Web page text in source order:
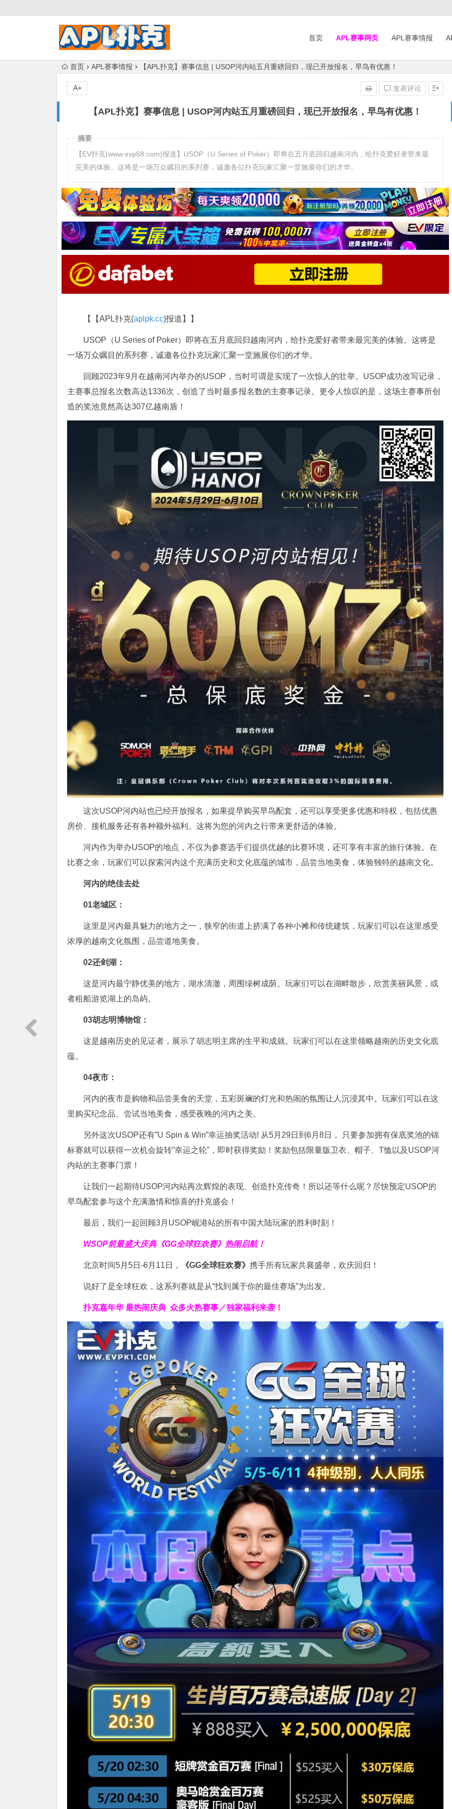
首页 APL赛事网页 APL赛事情报
首页 APL赛事情报 【APL扑克】赛事信息 | USOP河内站五月重磅回归，现已开放报名，早鸟有优惠！
【APL扑克】赛事信息 | USOP河内站五月重磅回归，现已开放报名，早鸟有优惠！
发表评论
A+
摘要
【EV扑克(www.evp68.com)报道】USOP（U Series of Poker）即将在五月底回归越南河内，给扑克爱好者带来最
完美的体验。这将是一场万众瞩目的系列赛，诚邀各位扑克玩家汇聚一堂施展你们的才华。
【【APL扑克(aplpk.cc)报道】】
USOP（U Series of Poker）即将在五月底回归越南河内，给扑克爱好者带来最完美的体验。这将是
一场万众瞩目的系列赛，诚邀各位扑克玩家汇聚一堂施展你们的才华。
回顾2023年9月在越南河内举办的USOP，当时可谓是实现了一次惊人的壮举。USOP成功改写记录，
主赛事总报名次数高达1336次，创造了当时最多报名数的主赛事记录。更令人惊叹的是，这场主赛事所创
造的奖池竟然高达307亿越南盾！
这次USOP河内站也已经开放报名，如果提早购买早鸟配套，还可以享受更多优惠和特权，包括优惠
房价、接机服务还有各种额外福利。这将为您的河内之行带来更舒适的体验。
河内作为举办USOP的地点，不仅为参赛选手们提供优越的比赛环境，还可享有丰富的旅行体验。在
比赛之余，玩家们可以探索河内这个充满历史和文化底蕴的城市，品尝当地美食，体验独特的越南文化。
河内的绝佳去处
01老城区：
这里是河内最具魅力的地方之一，狭窄的街道上挤满了各种小摊和传统建筑，玩家们可以在这里感受
浓厚的越南文化氛围，品尝道地美食。
02还剑湖：
这是河内最宁静优美的地方，湖水清澈，周围绿树成荫。玩家们可以在湖畔散步，欣赏美丽风景，或
者租船游览湖上的岛屿。
03胡志明博物馆：
这是越南历史的见证者，展示了胡志明主席的生平和成就。玩家们可以在这里领略越南的历史文化底
蕴。
04夜市：
河内的夜市是购物和品尝美食的天堂，五彩斑斓的灯光和热闹的氛围让人沉浸其中。玩家们可以在这
里购买纪念品、尝试当地美食，感受夜晚的河内之美。
另外这次USOP还有”U Spin & Win”幸运抽奖活动! 从5月29日到6月8日， 只要参加拥有保底奖池的锦
标赛就可以获得一次机会旋转”幸运之轮”，即时获得奖励！奖励包括限量版卫衣、帽子、T恤以及USOP河
内站的主赛事门票！
让我们一起期待USOP河内站再次辉煌的表现、创造扑克传奇！所以还等什么呢？尽快预定USOP的
早鸟配套参与这个充满激情和惊喜的扑克盛会！
最后，我们一起回顾3月USOP岘港站的所有中国大陆玩家的胜利时刻！
WSOP前最盛大庆典《GG全球狂欢赛》 热闹启航！
北京时间5月5日-6月11日， 《GG全球狂欢赛》 携手所有玩家共襄盛举，欢庆回归！
说好了是全球狂欢，这系列赛就是从“找到属于你的最佳赛场”为出发。
扑克嘉年华 最热闹庆典 众多火热赛事／独家福利来袭！